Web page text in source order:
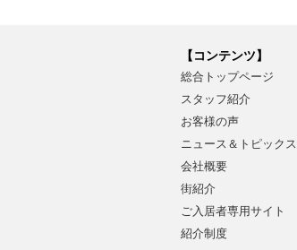
【コンテンツ】
総合トップページ
スタッフ紹介
お客様の声
ニュース＆トピックス
会社概要
街紹介
ご入居者専用サイト
紹介制度